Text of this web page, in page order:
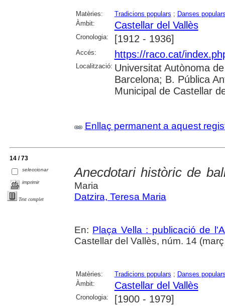
Matèries: Tradicions populars ; Danses
Àmbit:
Castellar del Vallès
Cronologia: [1912 - 1936]
Accés: https://raco.cat/
Localització: Universitat Autònoma
Barcelona; B. Pública
Municipal de Castellar
Enllaç permanent a aquest
14 / 73
seleccionar
imprimir
Text complet
Anecdotari històric de
Maria
Datzira, Teresa Maria
En: Plaça Vella : publicació de
Castellar del Vallès, núm. 14
Matèries: Tradicions populars ; Danses
Àmbit:
Castellar del Vallès
Cronologia: [1900 - 1979]